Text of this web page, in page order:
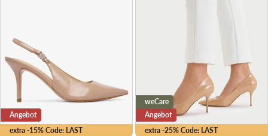
extra -15% Code: LAST
Angebot
extra -25% Code: LAST
weCare
Angebot